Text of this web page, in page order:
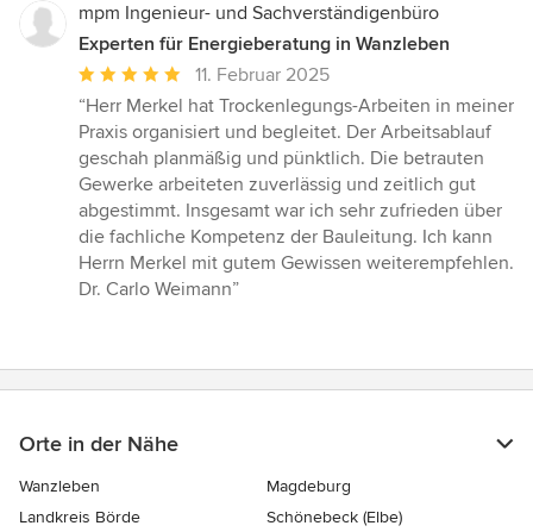
mpm Ingenieur- und Sachverständigenbüro
Experten für Energieberatung in Wanzleben
Durchschnittliche
Bewertung:
5
von
5
Sternen
11. Februar 2025
“Herr Merkel hat Trockenlegungs-Arbeiten in meiner
Praxis organisiert und begleitet. Der Arbeitsablauf
geschah planmäßig und pünktlich. Die betrauten
Gewerke arbeiteten zuverlässig und zeitlich gut
abgestimmt. Insgesamt war ich sehr zufrieden über
die fachliche Kompetenz der Bauleitung. Ich kann
Herrn Merkel mit gutem Gewissen weiterempfehlen.
Dr. Carlo Weimann”
Orte in der Nähe
Wanzleben
Magdeburg
Landkreis Börde
Schönebeck (Elbe)